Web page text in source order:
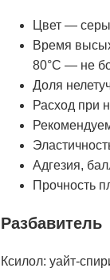
Цвет —
Время
80°С — не
Доля
Расход при
Адгезия,
Прочность
Разбавитель
Ксилол: уайт-